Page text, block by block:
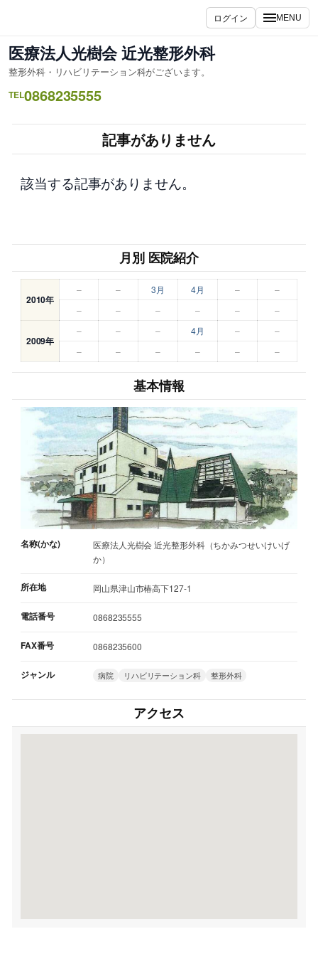
を
ス
キ
ッ
ログイン MENU
医療法人光樹会 近光整形外科
整形外科・リハビリテーション科がございます。
TEL0868235555
記事がありません
該当する記事がありません。
月別 医院紹介
2010年
– – 3月 4月 –
–
–
– – – – –
2009年
– – – 4月 –
–
–
– – – – –
基本情報
名称(かな)
医療法人光樹会 近光整形外科（ちかみつせいけいげ
か）
所在地 岡山県津山市椿高下127-1
電話番号 0868235555
FAX番号 0868235600
ジャンル 病院 リハビリテーション科 整形外科
アクセス